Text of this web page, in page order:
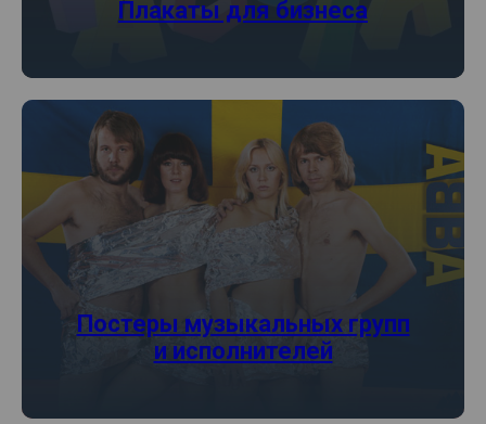
Плакаты для бизнеса
Постеры музыкальных групп
и исполнителей